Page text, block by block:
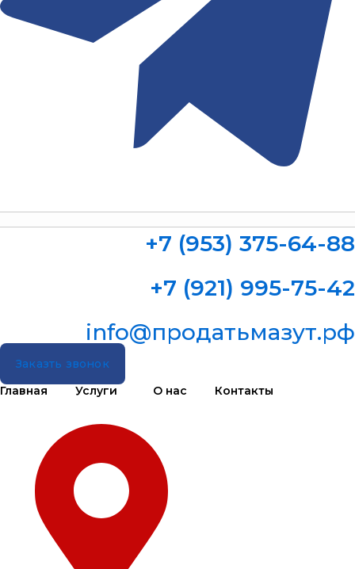
+7 (953) 375-64-88
+7 (921) 995-75-42
info@продатьмазут.рф
Заказть звонок
Главная
Услуги О нас Контакты